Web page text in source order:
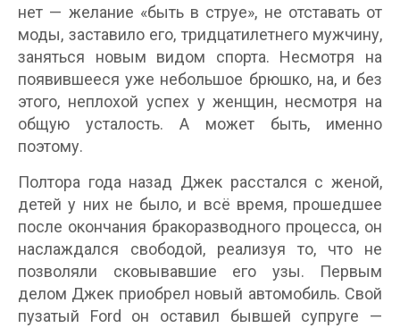
нет — желание «быть в струе», не отставать от
моды, заставило его, тридцатилетнего мужчину,
заняться новым видом спорта. Несмотря на
появившееся уже небольшое брюшко, на, и без
этого, неплохой успех у женщин, несмотря на
общую усталость. А может быть, именно
поэтому.
Полтора года назад Джек расстался с женой,
детей у них не было, и всё время, прошедшее
после окончания бракоразводного процесса, он
наслаждался свободой, реализуя то, что не
позволяли сковывавшие его узы. Первым
делом Джек приобрел новый автомобиль. Свой
пузатый Ford он оставил бывшей супруге —